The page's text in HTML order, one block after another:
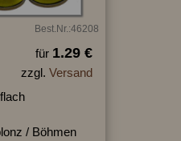
Best.Nr.:46208
für 1.29 €
zzgl. Versand
/ Böhmen